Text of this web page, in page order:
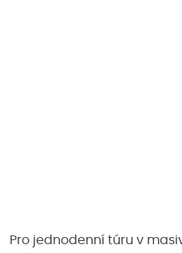
Pro jednodenní túru v